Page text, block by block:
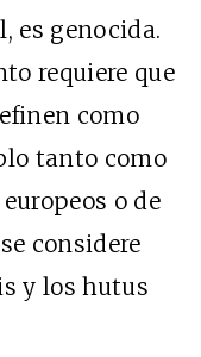
es genocida.
requiere que
como
tanto como
o de
considere
y los hutus